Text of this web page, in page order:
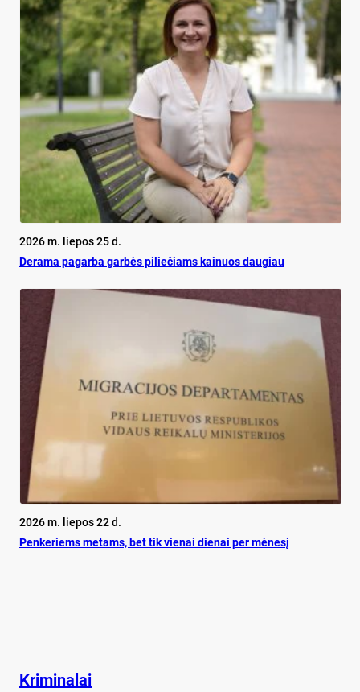
2026 m. liepos 25 d.
De­ra­ma pa­gar­ba gar­bės pi­lie­čiams kai­nuos dau­giau
2026 m. liepos 22 d.
Pen­ke­riems me­tams, bet tik vie­nai die­nai per mė­ne­sį
Kriminalai